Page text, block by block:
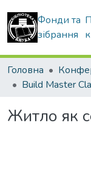
Фонди та
зібрання
Головна
Build Master
Житло як